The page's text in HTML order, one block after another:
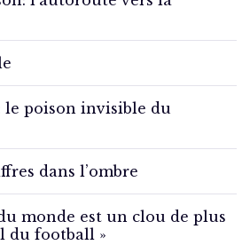
le poison invisible du
dans l’ombre
monde est un clou de plus
du football »